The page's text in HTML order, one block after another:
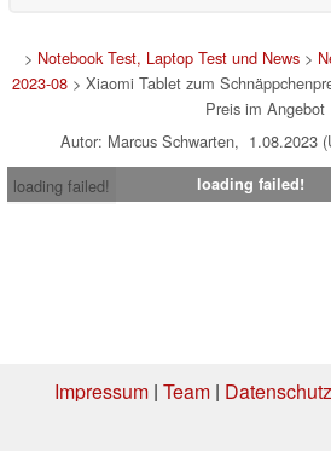
> Notebook Test, Laptop Test und News>
2023-08 > Xiaomi Tablet zum
Preis im Angebot
Autor: Marcus Schwarten, 1.08.2023
loading failed!
loading failed!
Impressum| Team| Datenschutz